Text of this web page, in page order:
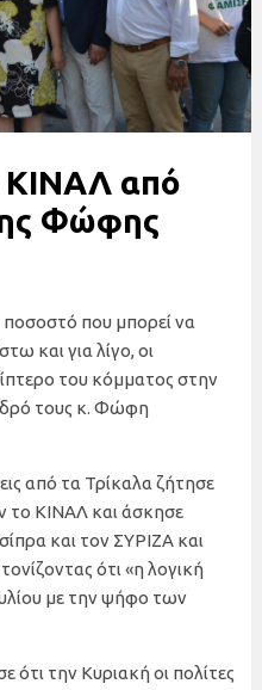
ΚΙΝΑΛ από
Φώφης
ποσοστό που μπορεί να
και για λίγο, οι
του κόμματος στην
τους κ. Φώφη
από τα Τρίκαλα ζήτησε
το ΚΙΝΑΛ και άσκησε
και τον ΣΥΡΙΖΑ και
ότι «η λογική
με την ψήφο των
την Κυριακή οι πολίτες